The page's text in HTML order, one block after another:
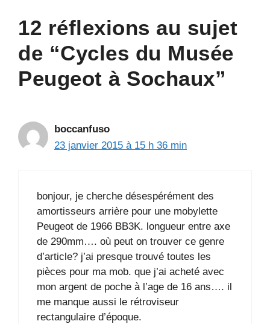
12 réflexions au sujet
de “Cycles du Musée
Peugeot à Sochaux”
boccanfuso
23 janvier 2015 à 15 h 36 min
bonjour, je cherche désespérément des
amortisseurs arrière pour une mobylette
Peugeot de 1966 BB3K. longueur entre axe
de 290mm…. où peut on trouver ce genre
d’article? j’ai presque trouvé toutes les
pièces pour ma mob. que j’ai acheté avec
mon argent de poche à l’age de 16 ans…. il
me manque aussi le rétroviseur
rectangulaire d’époque.